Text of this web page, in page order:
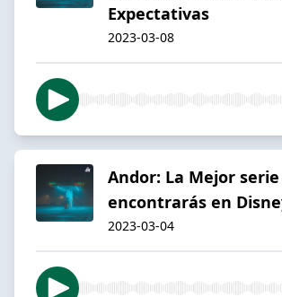
Expectativas
2023-03-08
Andor: La Mejor
encontrarás en
2023-03-04